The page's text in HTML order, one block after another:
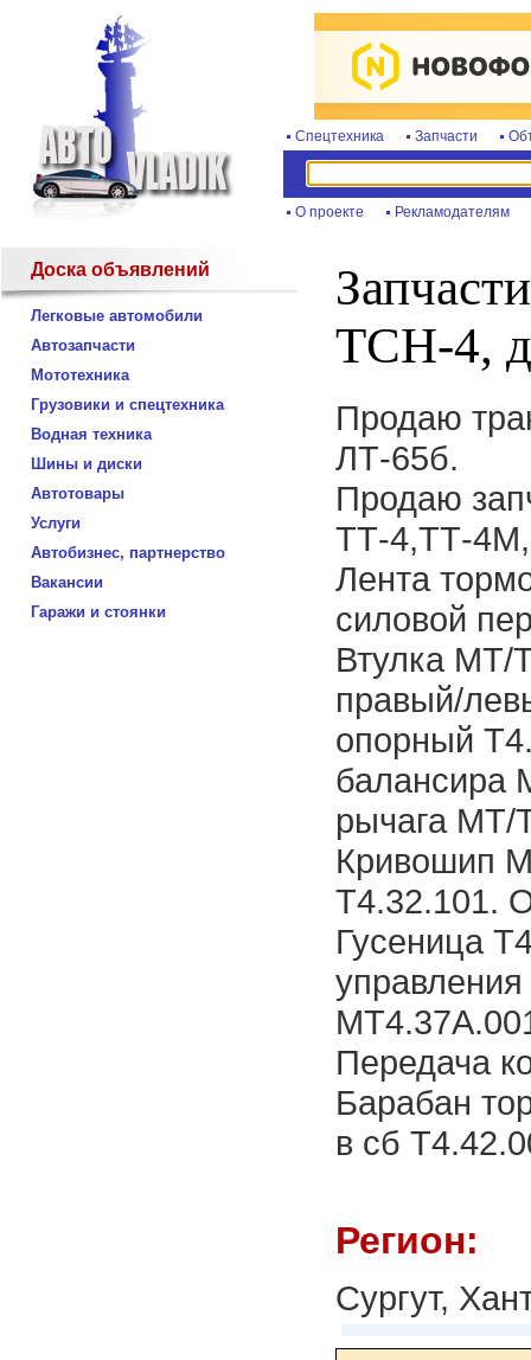
Спецтехника Запчасти
О проекте Рекламодателям
Доска объявлений
Легковые автомобили
Автозапчасти
Мототехника
Грузовики и спецтехника
Водная техника
Шины и диски
Автотовары
Услуги
Автобизнес, партнерство
Вакансии
Гаражи и стоянки
ТСН-4,
Продаю
ЛТ-65б.
Продаю
ТТ-4,ТТ-
Лента
силовой
Втулка МТ/
правый/
опорный
балансира
рычага МТ/
Кривошип
Т4.32.101.
Гусеница
Передача
Барабан
в сб
Регион:
Сургут,